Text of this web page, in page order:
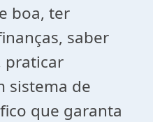
boa, ter
saber
praticar
sistema de
que garanta